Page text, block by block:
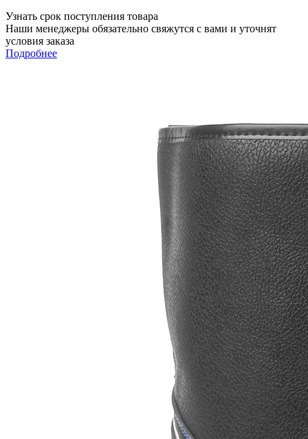
Узнать срок поступления товара
Наши менеджеры обязательно свяжутся с вами и уточнят
условия заказа
Подробнее